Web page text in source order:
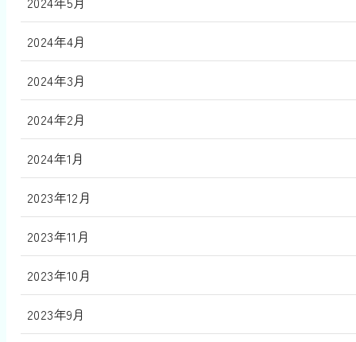
2024年4月
2024年3月
2024年2月
2024年1月
2023年12月
2023年11月
2023年10月
2023年9月